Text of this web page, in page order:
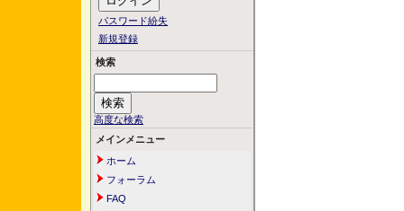
パスワード紛失
新規登録
検索
高度な検索
メインメニュー
ホーム
フォーラム
FAQ